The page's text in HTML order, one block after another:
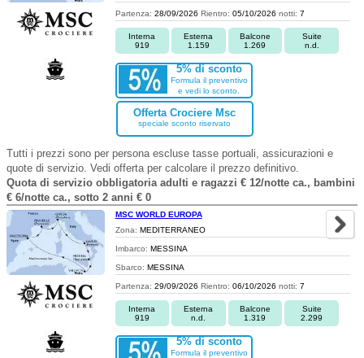
Partenza: 28/09/2026 Rientro: 05/10/2026 notti: 7
Interna
919
Esterna
1.159
Balcone
1.269
Suite
n.d.
5% di sconto
Formula il preventivo
e vedi lo sconto.
Offerta Crociere Msc
speciale sconto riservato
Tutti i prezzi sono per persona escluse tasse portuali, assicurazioni e
quote di servizio. Vedi offerta per calcolare il prezzo definitivo.
Quota di servizio obbligatoria adulti e ragazzi € 12/notte ca., bambini
€ 6/notte ca., sotto 2 anni € 0
MSC WORLD EUROPA
Zona: MEDITERRANEO
Imbarco: MESSINA
Sbarco: MESSINA
Partenza: 29/09/2026 Rientro: 06/10/2026 notti: 7
Interna
919
Esterna
n.d.
Balcone
1.319
Suite
2.299
5% di sconto
Formula il preventivo